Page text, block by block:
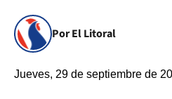
Por El Litoral
Jueves, 29 de septiembre de